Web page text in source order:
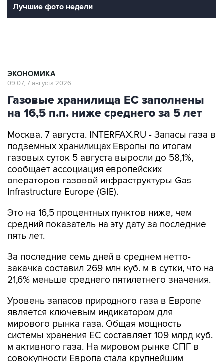
Лучшие фото недели
ЭКОНОМИКА
09:07, 7 августа 2026
Газовые хранилища ЕС заполнены
на 16,5 п.п. ниже среднего за 5 лет
Москва. 7 августа. INTERFAX.RU - Запасы газа в
подземных хранилищах Европы по итогам
газовых суток 5 августа выросли до 58,1%,
сообщает ассоциация европейских
операторов газовой инфраструктуры Gas
Infrastructure Europe (GIE).
Это на 16,5 процентных пунктов ниже, чем
средний показатель на эту дату за последние
пять лет.
За последние семь дней в среднем нетто-
закачка составил 269 млн куб. м в сутки, что на
21,6% меньше среднего пятилетнего значения.
Уровень запасов природного газа в Европе
является ключевым индикатором для
мирового рынка газа. Общая мощность
системы хранения ЕС составляет 109 млрд куб.
м активного газа. На мировом рынке СПГ в
совокупности Европа стала крупнейшим